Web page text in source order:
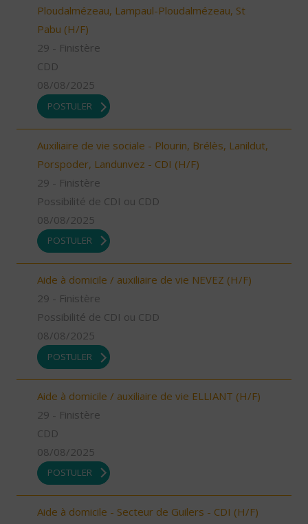
Ploudalmézeau, Lampaul-Ploudalmézeau, St
Pabu (H/F)
29 - Finistère
CDD
08/08/2025
POSTULER
Auxiliaire de vie sociale - Plourin, Brélès, Lanildut,
Porspoder, Landunvez - CDI (H/F)
29 - Finistère
Possibilité de CDI ou CDD
08/08/2025
POSTULER
Aide à domicile / auxiliaire de vie NEVEZ (H/F)
29 - Finistère
Possibilité de CDI ou CDD
08/08/2025
POSTULER
Aide à domicile / auxiliaire de vie ELLIANT (H/F)
29 - Finistère
CDD
08/08/2025
POSTULER
Aide à domicile - Secteur de Guilers - CDI (H/F)